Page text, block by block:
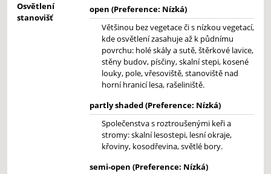
Osvětlení
stanovišť
open (Preference: Nízká)
Většinou bez vegetace či s nízkou vegetací,
kde osvětlení zasahuje až k půdnímu
povrchu: holé skály a sutě, štěrkové lavice,
stěny budov, písčiny, skalní stepi, kosené
louky, pole, vřesoviště, stanoviště nad
horní hranicí lesa, rašeliniště.
partly shaded (Preference: Nízká)
Společenstva s roztroušenými keři a
stromy: skalní lesostepi, lesní okraje,
křoviny, kosodřevina, světlé bory.
semi-open (Preference: Nízká)